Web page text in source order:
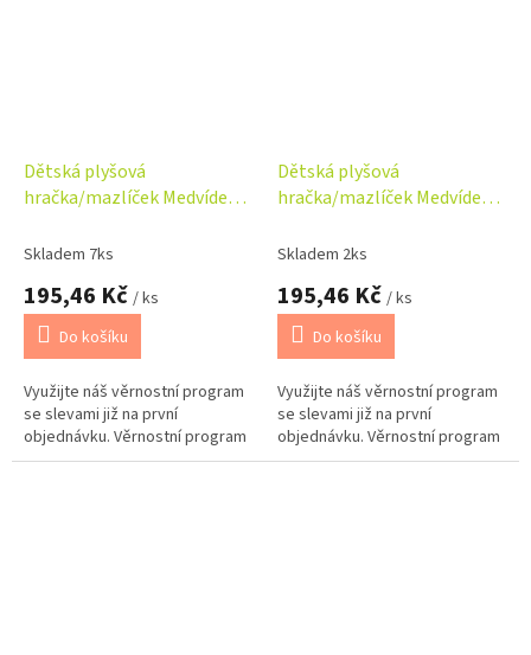
Dětská plyšová
hračka/mazlíček Medvídek
Skladem 7ks
195,46 Kč / ks
Do košíku
Využijte náš věrnostní program
se slevami již na první
objednávku. Věrnostní program
Dětská plyšová
hračka/mazlíček Medvídek,
Skladem 2ks
195,46 Kč / ks
Do košíku
Využijte náš věrnostní program
se slevami již na první
objednávku. Věrnostní program